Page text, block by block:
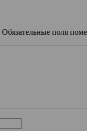
Обязательные поля